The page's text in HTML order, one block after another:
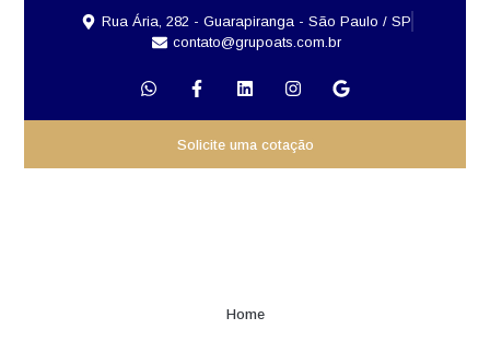
Rua Ária, 282 - Guarapiranga - São Paulo / SP
contato@grupoats.com.br
Solicite uma cotação
Home